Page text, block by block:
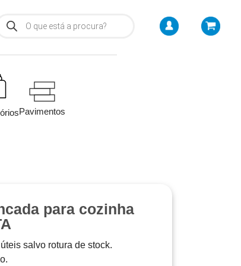
Pavimentos
para cozinha
salvo rotura de stock.